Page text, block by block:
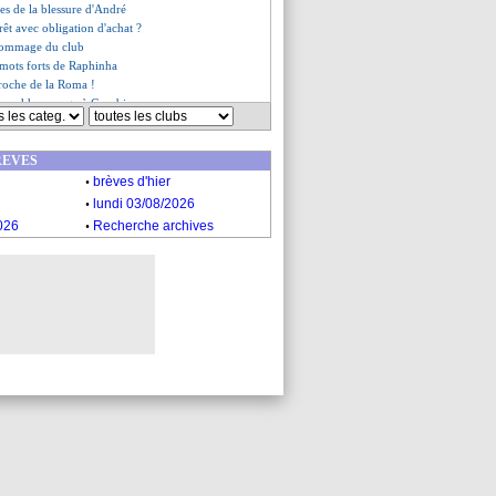
de la blessure d'André
avec obligation d'achat ?
du club
forts de Raphinha
de la Roma !
hommage à Courbis
Bayeux ?
fan de Raphinha
Courbis
veut son départ
devient le favori
. brèves d'hier
. lundi 03/08/2026
. Recherche archives